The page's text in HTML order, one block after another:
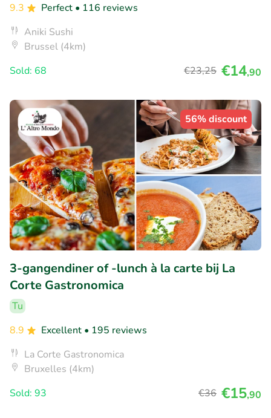
9.3
Perfect • 116 reviews
Aniki Sushi
Brussel (4km)
Sold: 68
€23,25 €14,90
56% discount
3-gangendiner of -lunch à la carte bij La
Corte Gastronomica
Tu
8.9
Excellent • 195 reviews
La Corte Gastronomica
Bruxelles (4km)
Sold: 93
€36 €15,90